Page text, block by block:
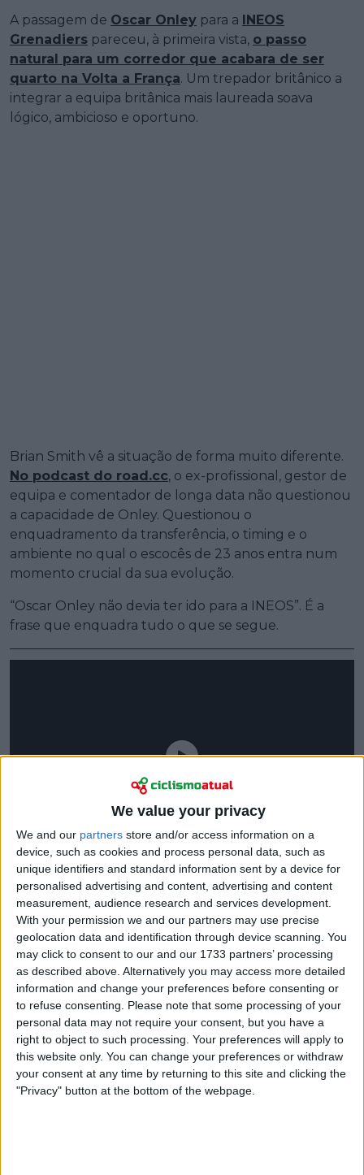
We value your privacy
We and our partners store and/or access information on a
device, such as cookies and process personal data, such as
unique identifiers and standard information sent by a device for
personalised advertising and content, advertising and content
measurement, audience research and services development.
With your permission we and our partners may use precise
geolocation data and identification through device scanning. You
may click to consent to our and our 1733 partners’ processing
as described above. Alternatively you may access more detailed
information and change your preferences before consenting or
to refuse consenting.
Please note that some processing of your
personal data may not require your consent, but you have a
right to object to such processing. Your preferences will apply to
this website only. You can change your preferences or withdraw
your consent at any time by returning to this site and clicking the
"Privacy" button at the bottom of the webpage.
A passagem de Oscar Onley para a INEOS
Grenadiers pareceu, à primeira vista, o passo
natural para um corredor que acabara de ser
quarto na Volta a França. Um trepador britânico a
integrar a equipa britânica mais laureada soava
lógico, ambicioso e oportuno.
Brian Smith vê a situação de forma muito diferente.
No podcast do road.cc, o ex-profissional, gestor de
equipa e comentador de longa data não questionou
a capacidade de Onley. Questionou o
enquadramento da transferência, o timing e o
ambiente no qual o escocês de 23 anos entra num
momento crucial da sua evolução.
“Oscar Onley não devia ter ido para a INEOS”. É a
frase que enquadra tudo o que se segue.
A equipa onde acredita que
Onley devia ter ficado